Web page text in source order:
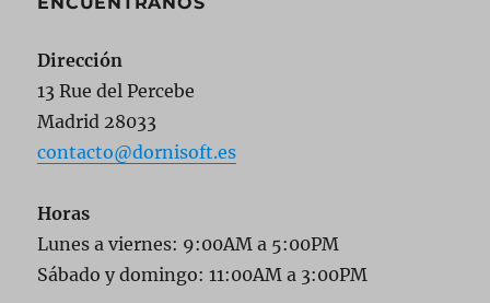
Dirección
13 Rue del Percebe
Madrid 28033
contacto@dornisoft.es
Horas
Lunes a viernes: 9:00AM a 5:00PM
Sábado y domingo: 11:00AM a 3:00PM